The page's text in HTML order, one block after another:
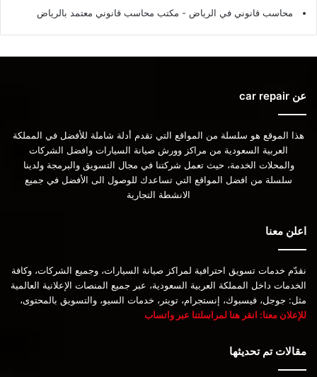
محاسب قانوني في الرياض - مكتب محاسب قانوني معتمد بالرياض
عن car repair
هذا الموقع هو سلسلة من المواقع التي تقدم أدلة شاملة للأفضل في المملكة
العربية السعودية من مراكز وورش صيانة السيارات وافضل الشركات
والمحلات الخدمة، حيث تعمل شركتنا في مجال التسويق والبرمجة ولدينا
سلسلة من افضل المواقع التي تساعدك للوصول الى الأفضل في جميع
الانشطة التجارية
اعلن معنا
نقدّم خدمات تسويق احترافية لمراكز صيانة السيارات، وجميع الشركات، وكافة
الخدمات داخل المملكة العربية السعودية، عبر جميع المنصات الإعلانية العالمية
مثل: جوجل، فيسبوك، إنستجرام، تويتر، خدمات السيو، والتسويق بالمحتوى،
للإعلان معنا: انقر هنا لمراسلتنا عبر واتساب
مقالات تم تحديثها